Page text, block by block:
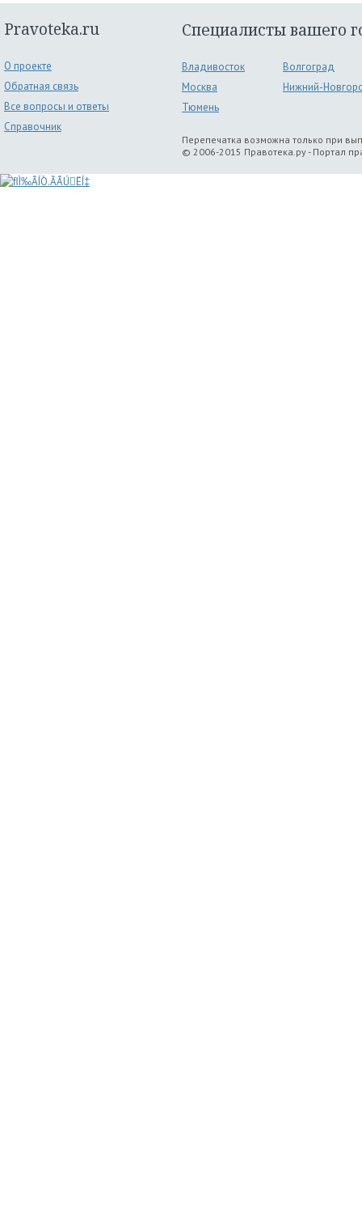
Pravoteka.ru
О проекте
Обратная связь
Все вопросы и ответы
Справочник
Специалисты вашего
Владивосток
Волгоград
Москва
Нижний-
Тюмень
Перепечатка возможна только при
© 2006-2015 Правотека.ру - Портал